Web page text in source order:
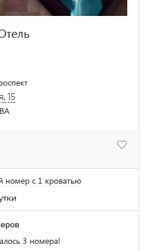
15
номер с 1 кроватью
3 номера!